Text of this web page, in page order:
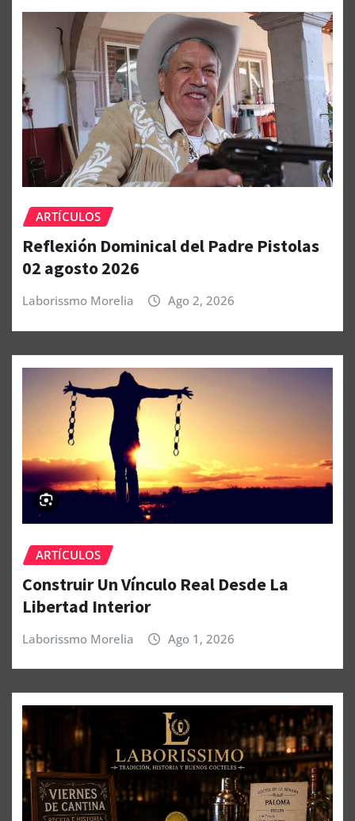
ARTÍCULOS
Reflexión Dominical del Padre Pistolas
02 agosto 2026
Laborissmo Morelia Ago 2, 2026
ARTÍCULOS
Construir Un Vínculo Real Desde La
Libertad Interior
Laborissmo Morelia Ago 1, 2026